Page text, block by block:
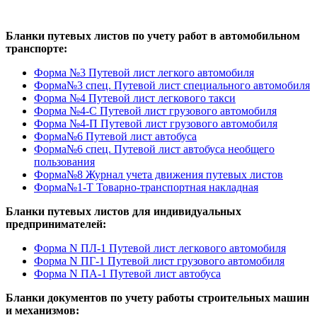
Бланки путевых листов по учету работ в автомобильном
транспорте:
Форма №3 Путевой лист легкого автомобиля
Форма№3 спец. Путевой лист специального автомобиля
Форма №4 Путевой лист легкового такси
Форма №4-С Путевой лист грузового автомобиля
Форма №4-П Путевой лист грузового автомобиля
Форма№6 Путевой лист автобуса
Форма№6 спец. Путевой лист автобуса необщего
пользования
Форма№8 Журнал учета движения путевых листов
Форма№1-Т Товарно-транспортная накладная
Бланки путевых листов для индивидуальных
предпринимателей:
Форма N ПЛ-1 Путевой лист легкового автомобиля
Форма N ПГ-1 Путевой лист грузового автомобиля
Форма N ПА-1 Путевой лист автобуса
Бланки документов по учету работы строительных машин
и механизмов: